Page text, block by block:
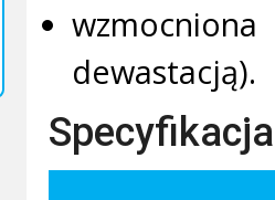
dewastacją).
Specyfikacja